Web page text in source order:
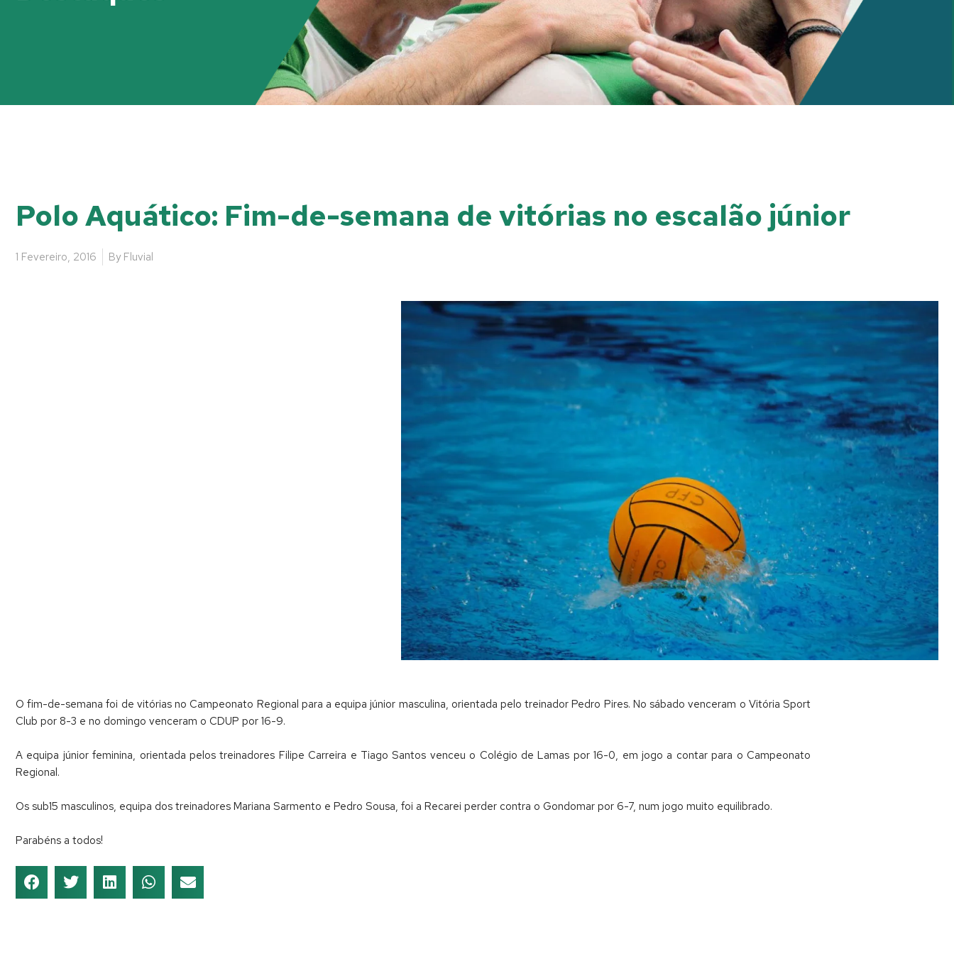
Polo Aquático: Fim-de-semana de vitórias no escalão júnior
1 Fevereiro, 2016 By Fluvial
O fim-de-semana foi de vitórias no Campeonato Regional para a equipa júnior masculina, orientada pelo treinador Pedro Pires. No sábado venceram o Vitória Sport
Club por 8-3 e no domingo venceram o CDUP por 16-9.
A equipa júnior feminina, orientada pelos treinadores Filipe Carreira e Tiago Santos venceu o Colégio de Lamas por 16-0, em jogo a contar para o Campeonato
Regional.
Os sub15 masculinos, equipa dos treinadores Mariana Sarmento e Pedro Sousa, foi a Recarei perder contra o Gondomar por 6-7, num jogo muito equilibrado.
Parabéns a todos!